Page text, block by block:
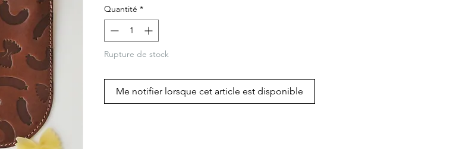
Quantité *
Rupture de stock
Me notifier lorsque cet article est disponible